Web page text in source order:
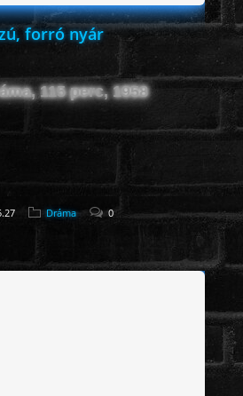
forró nyár
115 perc, 1958
Dráma 0